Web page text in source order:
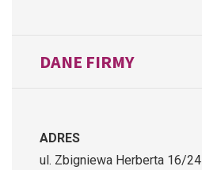
DANE FIRMY
ADRES
ul. Zbigniewa Herberta 16/24